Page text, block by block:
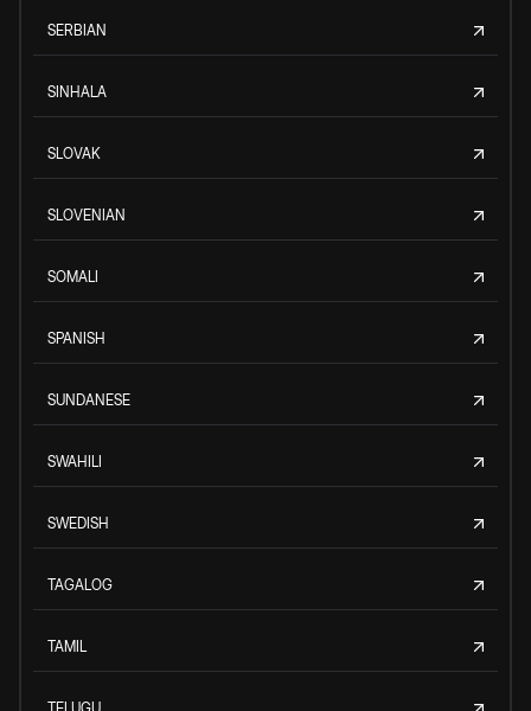
SERBIAN
SINHALA
SLOVAK
SLOVENIAN
SOMALI
SPANISH
SUNDANESE
SWAHILI
SWEDISH
TAGALOG
TAMIL